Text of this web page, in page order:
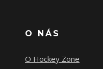
O NÁS
O Hockey Zone